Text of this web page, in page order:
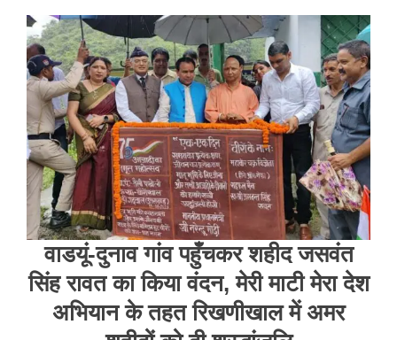
वाडयूं-दुनाव गांव पहुँचकर शहीद जसवंत
सिंह रावत का किया वंदन, मेरी माटी मेरा देश
अभियान के तहत रिखणीखाल में अमर